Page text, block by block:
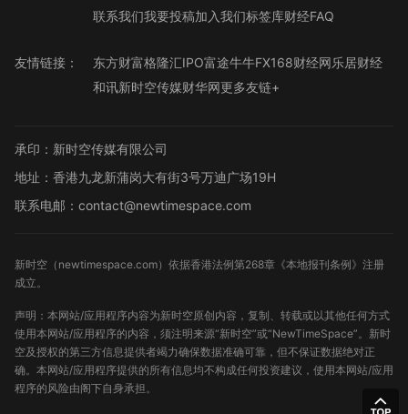
联系我们我要投稿加入我们标签库财经FAQ
友情链接： 东方财富格隆汇IPO富途牛牛FX168财经网乐居财经
和讯新时空传媒财华网更多友链+
承印：新时空传媒有限公司
地址：香港九龙新蒲岗大有街3号万迪广场19H
联系电邮：contact@newtimespace.com
新时空（ newtimespace.com）依据香港法例第268章《本地报刊条例》注册
成立。
声明：本网站/应用程序内容为新时空原创内容，复制、转载或以其他任何方式
使用本网站/应用程序的内容，须注明来源“新时空”或“NewTimeSpace”。新时
空及授权的第三方信息提供者竭力确保数据准确可靠，但不保证数据绝对正
确。本网站/应用程序提供的所有信息均不构成任何投资建议，使用本网站/应用
程序的风险由阁下自身承担。